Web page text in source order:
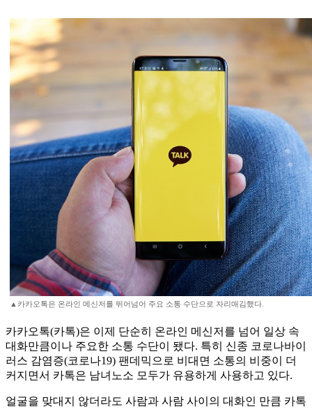
▲카카오톡은 온라인 메신저를 뛰어넘어 주요 소통 수단으로 자리매김했다.
카카오톡(카톡)은 이제 단순히 온라인 메신저를 넘어 일상 속
대화만큼이나 주요한 소통 수단이 됐다. 특히 신종 코로나바이
러스 감염증(코로나19) 팬데믹으로 비대면 소통의 비중이 더
커지면서 카톡은 남녀노소 모두가 유용하게 사용하고 있다.
얼굴을 맞대지 않더라도 사람과 사람 사이의 대화인 만큼 카톡